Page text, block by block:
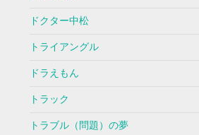
ドクター中松
トライアングル
ドラえもん
トラック
トラブル（問題）の夢